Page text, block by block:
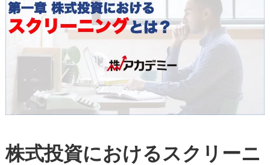
株式投資におけるスクリーニ